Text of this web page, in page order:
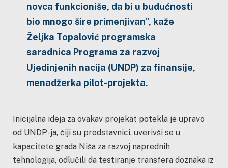
novca funkcioniše, da bi u budućnosti
bio mnogo šire primenjivan”, kaže
Željka Topalović programska
saradnica Programa za razvoj
Ujedinjenih nacija (UNDP) za finansije,
menadžerka pilot-projekta.
Inicijalna ideja za ovakav projekat potekla je upravo
od UNDP-ja, čiji su predstavnici, uverivši se u
kapacitete grada Niša za razvoj naprednih
tehnologija, odlučili da testiranje transfera doznaka iz